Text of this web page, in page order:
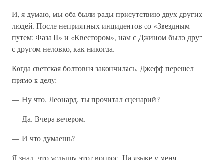
И, я думаю, мы оба были рады присутствию двух других
людей. После неприятных инцидентов со «Звездным
путем: Фаза II» и «Квестором», нам с Джином было друг
с другом неловко, как никогда.
Когда светская болтовня закончилась, Джефф перешел
прямо к делу:
— Ну что, Леонард, ты прочитал сценарий?
— Да. Вчера вечером.
— И что думаешь?
Я знал, что услышу этот вопрос. На языке у меня